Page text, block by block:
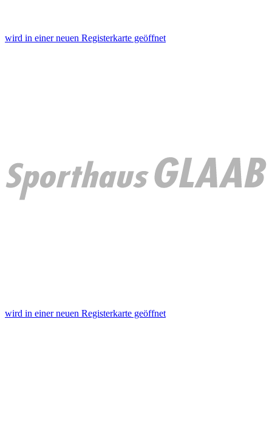
wird in einer neuen Registerkarte geöffnet
wird in einer neuen Registerkarte geöffnet